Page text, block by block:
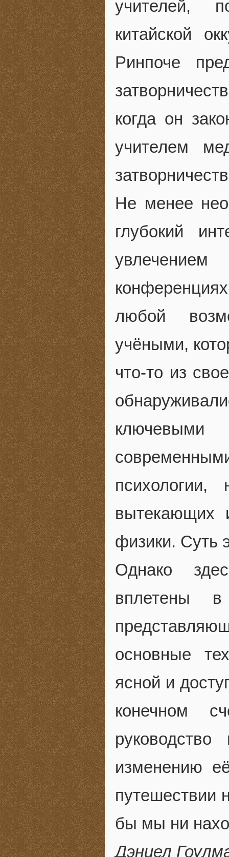
учителей,
китайской
Ринпоче
когда он
учителем
Не менее
глубокий
любой
учёными,
что-то из
вытекающих
физики. Суть
Однако
вплетены в
основные
ясной и
конечном
изменению
путешествии
бы мы ни
Дэниел